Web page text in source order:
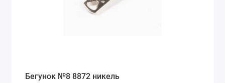
Бегунок №8 8872 никель